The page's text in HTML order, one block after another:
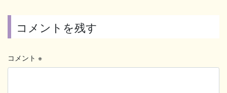
コメントを残す
コメント ※